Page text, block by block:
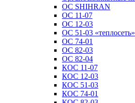
ОС SHIHRAN
ОС 11-07
ОС 12-03
ОС 51-03 «теплосеть»
ОС 74-01
ОС 82-03
ОС 82-04
КОС 11-07
КОС 12-03
КОС 51-03
КОС 74-01